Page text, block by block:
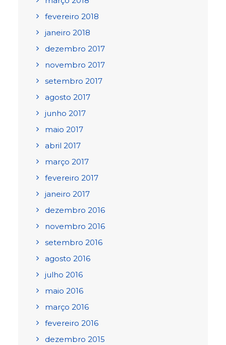
fevereiro 2018
janeiro 2018
dezembro 2017
novembro 2017
setembro 2017
agosto 2017
junho 2017
maio 2017
abril 2017
março 2017
fevereiro 2017
janeiro 2017
dezembro 2016
novembro 2016
setembro 2016
agosto 2016
julho 2016
maio 2016
março 2016
fevereiro 2016
dezembro 2015